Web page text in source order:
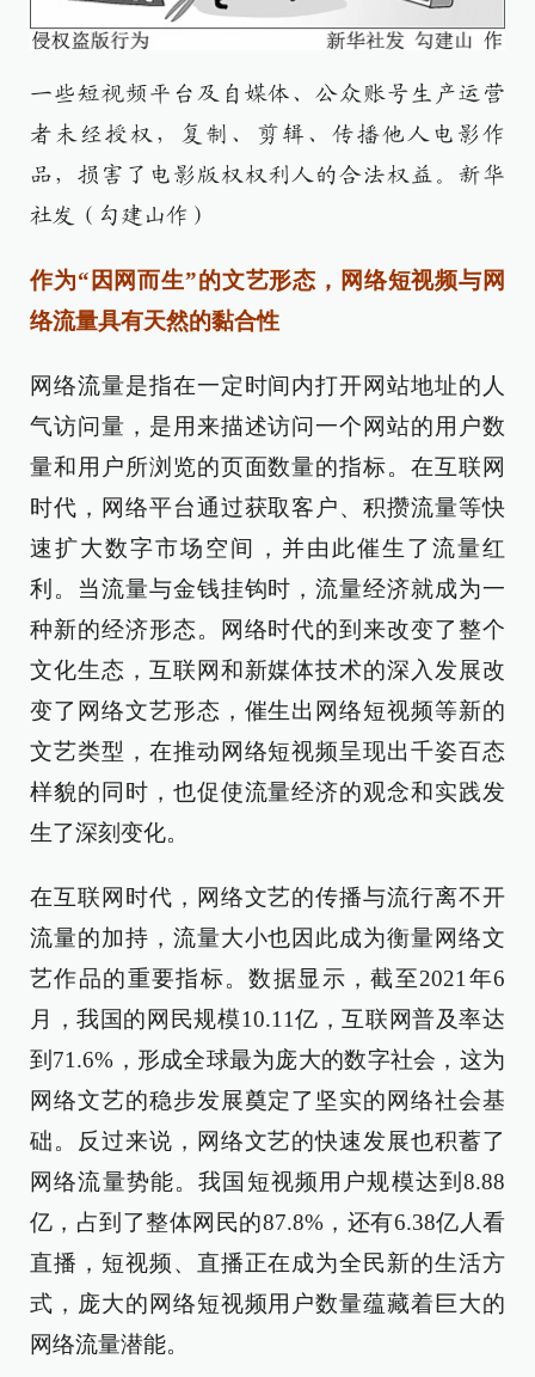
一些短视频平台及自媒体、公众账号生产运营
者未经授权，复制、剪辑、传播他人电影作
品，损害了电影版权权利人的合法权益。新华
社发（勾建山作）
作为“因网而生”的文艺形态，网络短视频与网
络流量具有天然的黏合性
网络流量是指在一定时间内打开网站地址的人
气访问量，是用来描述访问一个网站的用户数
量和用户所浏览的页面数量的指标。在互联网
时代，网络平台通过获取客户、积攒流量等快
速扩大数字市场空间，并由此催生了流量红
利。当流量与金钱挂钩时，流量经济就成为一
种新的经济形态。网络时代的到来改变了整个
文化生态，互联网和新媒体技术的深入发展改
变了网络文艺形态，催生出网络短视频等新的
文艺类型，在推动网络短视频呈现出千姿百态
样貌的同时，也促使流量经济的观念和实践发
生了深刻变化。
在互联网时代，网络文艺的传播与流行离不开
流量的加持，流量大小也因此成为衡量网络文
艺作品的重要指标。数据显示，截至2021年6
月，我国的网民规模10.11亿，互联网普及率达
到71.6%，形成全球最为庞大的数字社会，这为
网络文艺的稳步发展奠定了坚实的网络社会基
础。反过来说，网络文艺的快速发展也积蓄了
网络流量势能。我国短视频用户规模达到8.88
亿，占到了整体网民的87.8%，还有6.38亿人看
直播，短视频、直播正在成为全民新的生活方
式，庞大的网络短视频用户数量蕴藏着巨大的
网络流量潜能。